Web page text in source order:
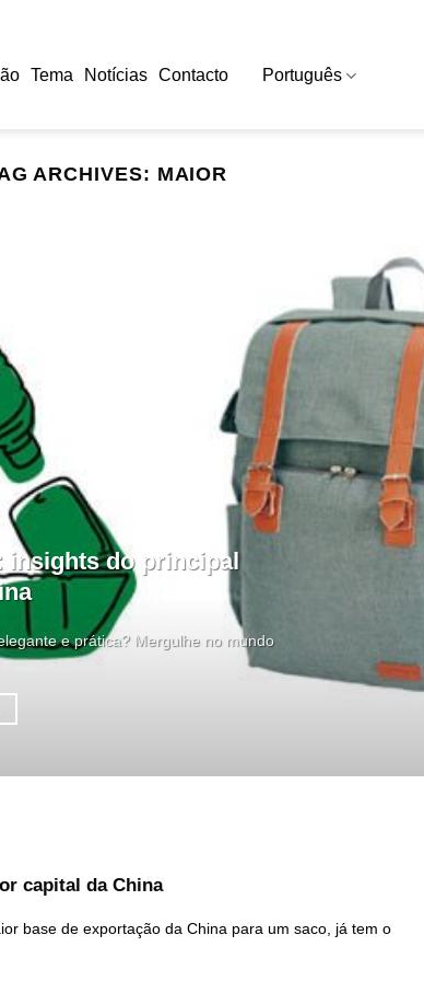
Tema Notícias Contacto Português
ARCHIVES: MAIOR
insights do principal
e prática? Mergulhe no mundo
capital da China
base de exportação da China para um saco, já tem o